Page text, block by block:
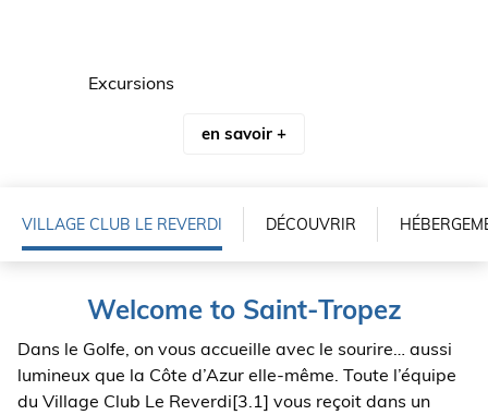
Excursions
en savoir +
VILLAGE CLUB LE REVERDI DÉCOUVRIR
Welcome to Saint-Tropez
Dans le Golfe, on vous accueille avec le sourire… aussi
lumineux que la Côte d’Azur elle-même. Toute l’équipe
du Village Club Le Reverdi[3.1] vous reçoit dans un